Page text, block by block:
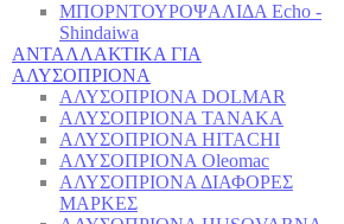
ΜΠΟΡΝΤΟΥΡΟΨΑΛΙΔΑ Echo -
Shindaiwa
ΑΝΤΑΛΛΑΚΤΙΚΑ ΓΙΑ
ΑΛΥΣΟΠΡΙΟΝΑ
ΑΛΥΣΟΠΡΙΟΝΑ DOLMAR
ΑΛΥΣΟΠΡΙΟΝΑ TANAKA
ΑΛΥΣΟΠΡΙΟΝΑ HITACHI
ΑΛΥΣΟΠΡΙΟΝΑ Oleomac
ΑΛΥΣΟΠΡΙΟΝΑ ΔΙΑΦΟΡΕΣ
ΜΑΡΚΕΣ